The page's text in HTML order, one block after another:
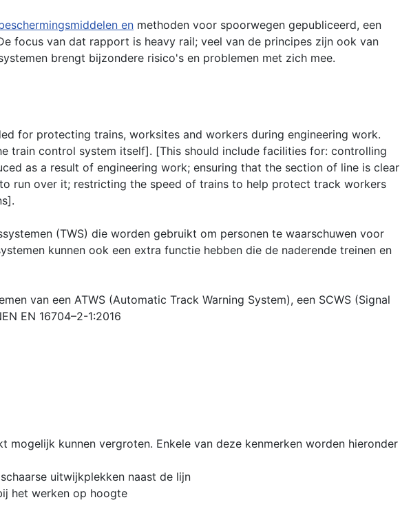
en methoden voor spoorwegen gepubliceerd, een
focus van dat rapport is heavy rail; veel van de principes zijn ook van
brengt bijzondere risico's en problemen met zich mee.
for protecting trains, worksites and workers during engineering work.
train control system itself]. [This should include facilities for: controlling
as a result of engineering work; ensuring that the section of line is clear
run over it; restricting the speed of trains to help protect track workers
(TWS) die worden gebruikt om personen te waarschuwen voor
kunnen ook een extra functie hebben die de naderende treinen en
van een ATWS (Automatic Track Warning System), een SCWS (Signal
EN 16704–2-1:2016
kunnen vergroten. Enkele van deze kenmerken worden hieronder
uitwijkplekken naast de lijn
het werken op hoogte